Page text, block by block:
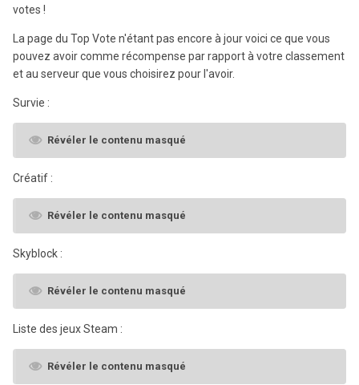
votes !
La page du Top Vote n'étant pas encore à jour voici ce que vous
pouvez avoir comme récompense par rapport à votre classement
et au serveur que vous choisirez pour l'avoir.
Survie :
Révéler le contenu masqué
Créatif :
Révéler le contenu masqué
Skyblock :
Révéler le contenu masqué
Liste des jeux Steam :
Révéler le contenu masqué